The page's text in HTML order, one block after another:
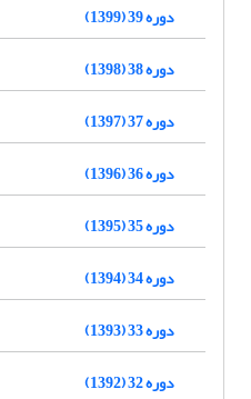
دوره 39 (1399)
دوره 38 (1398)
دوره 37 (1397)
دوره 36 (1396)
دوره 35 (1395)
دوره 34 (1394)
دوره 33 (1393)
دوره 32 (1392)